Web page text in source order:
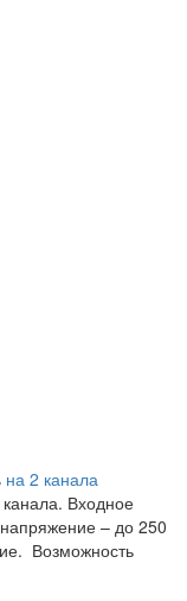
2 канала
Входное
– до 250
Возможность